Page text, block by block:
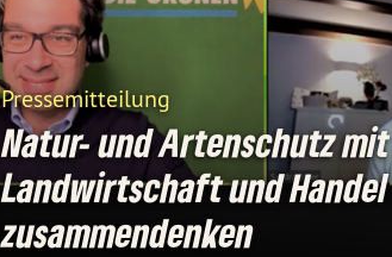
Pressemitteilung
Natur- und Artenschutz mit
Landwirtschaft und Handel
zusammendenken